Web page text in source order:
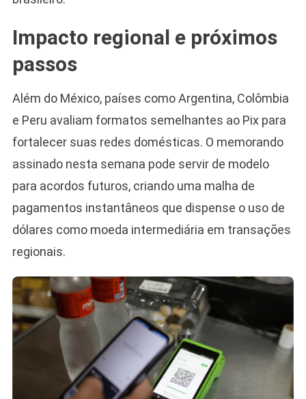
Impacto regional e próximos
passos
Além do México, países como Argentina, Colômbia
e Peru avaliam formatos semelhantes ao Pix para
fortalecer suas redes domésticas. O memorando
assinado nesta semana pode servir de modelo
para acordos futuros, criando uma malha de
pagamentos instantâneos que dispense o uso de
dólares como moeda intermediária em transações
regionais.